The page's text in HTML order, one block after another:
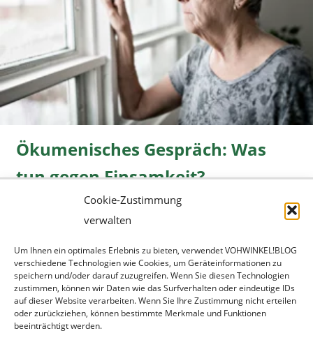
Cookie-Zustimmung
verwalten
Um Ihnen ein optimales Erlebnis zu bieten, verwendet VOHWINKEL!BLOG
verschiedene Technologien wie Cookies, um Geräteinformationen zu
speichern und/oder darauf zuzugreifen. Wenn Sie diesen Technologien
zustimmen, können wir Daten wie das Surfverhalten oder eindeutige IDs
auf dieser Website verarbeiten. Wenn Sie Ihre Zustimmung nicht erteilen
oder zurückziehen, können bestimmte Merkmale und Funktionen
beeinträchtigt werden.
Ökumenisches Gespräch: Was
tun gegen Einsamkeit?
» mehr...